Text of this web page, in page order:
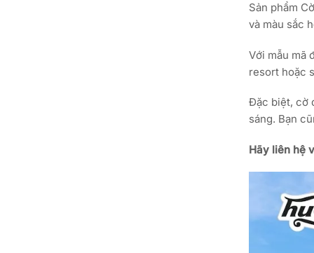
Sản phẩm
và màu sắc
Với mẫu mã
resort hoặc
Đặc biệt, cờ
sáng. Bạn
Hãy liên hệ